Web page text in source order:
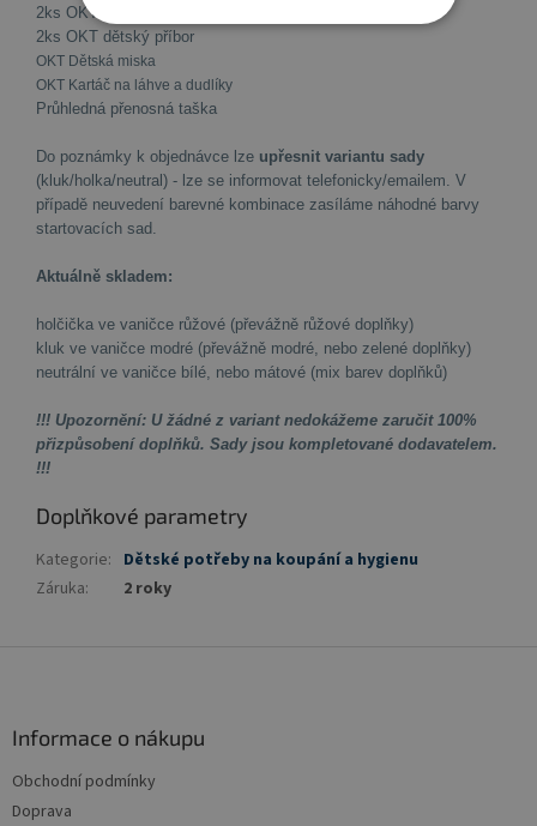
2ks OKT savička na láhev ANATOMICKÁ - rychlý průtok
2ks OKT dětský příbor
OKT Dětská miska
OKT Kartáč na láhve a dudlíky
Průhledná přenosná taška
Do poznámky k objednávce lze upřesnit variantu sady
(kluk/holka/neutral) - lze se informovat telefonicky/emailem. V
případě neuvedení barevné kombinace zasíláme náhodné barvy
startovacích sad.
Aktuálně skladem:
holčička ve vaničce růžové (převážně růžové doplňky)
kluk ve vaničce modré (převážně modré, nebo zelené doplňky)
neutrální ve vaničce bílé, nebo mátové (mix barev doplňků)
!!! Upozornění: U žádné z variant nedokážeme zaručit 100%
přizpůsobení doplňků. Sady jsou kompletované dodavatelem.
!!!
Doplňkové parametry
Kategorie: Dětské potřeby na koupání a hygienu
Záruka: 2 roky
Informace o nákupu
Obchodní podmínky
Doprava